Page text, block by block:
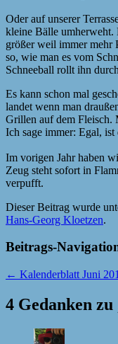
Oder auf unserer
kleine Bälle umherweht.
größer weil immer mehr
so, wie man es vom
Schneeball rollt ihn
Es kann schon mal
landet wenn man
Grillen auf dem Fleisch.
Ich sage immer: Egal,
Im vorigen Jahr haben
Zeug steht sofort in
verpufft.
Dieser Beitrag wurde
Hans-Georg Kloetzen.
Beitrags-
← Kalenderblatt Juni
4 Gedanken zu